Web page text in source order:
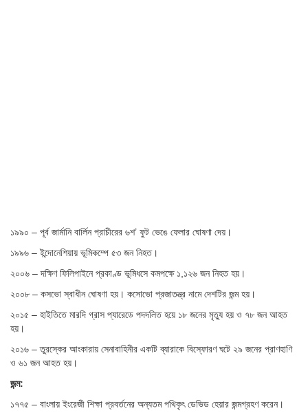
১৯৯০ – পূর্ব জার্মানি বার্লিন প্রাচীরের ৬শ’ ফুট ভেঙে ফেলার ঘোষণা দেয়।
১৯৯৬ – ইন্দোনেশিয়ায় ভূমিকম্পে ৫৩ জন নিহত।
২০০৬ – দক্ষিণ ফিলিপাইনে প্রকাণ্ড ভূমিধসে কমপক্ষে ১,১২৬ জন নিহত হয়।
২০০৮ – কসভো স্বাধীন ঘোষণা হয়। কসোভো প্রজাতন্ত্র নামে দেশটির জন্ম হয়।
২০১৫ – হাইতিতে মারদি গ্রাস প্যারেডে পদদলিত হয়ে ১৮ জনের মৃত্যু হয় ও ৭৮ জন আহত
হয়।
২০১৬ – তুরস্কের আংকারায় সেনাবাহিনীর একটি ব্যারাকে বিস্ফোরণ ঘটে ২৯ জনের প্রাণহাণি
ও ৬১ জন আহত হয়।
জন্ম:
১৭৭৫ – বাংলায় ইংরেজী শিক্ষা প্রবর্তনের অন্যতম পথিকৃৎ ডেভিড হেয়ার জন্মগ্রহণ করেন।